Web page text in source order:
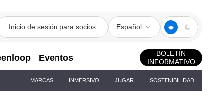
Inicio de sesión para socios Español
Eventos
BOLETÍN
INFORMATIVO
MARCAS INMERSIVO JUGAR SOSTENIBILIDAD